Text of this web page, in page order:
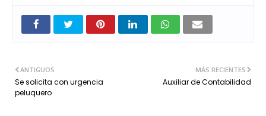
MÁS RECIENTES
Auxiliar de Contabilidad
ANTIGUOS
Se solicita con urgencia
peluquero